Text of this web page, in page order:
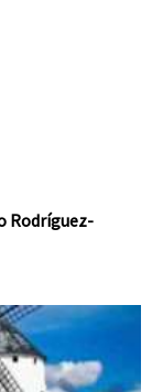
Rodríguez-